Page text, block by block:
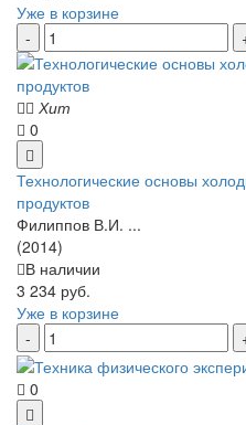
Уже в корзине
Хит
0
Технологические основы
продуктов
Филиппов В.И. ...
(2014)
В наличии
3 234 руб.
Уже в корзине
0